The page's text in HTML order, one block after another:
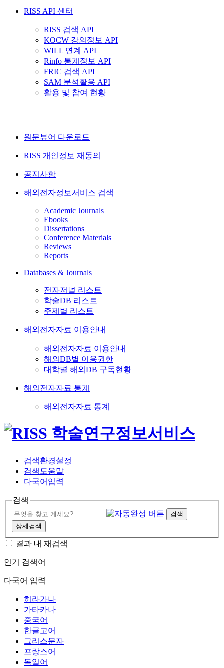
RISS API 센터
RISS 검색 API
KOCW 강의정보 API
WILL 연계 API
Rinfo 통계정보 API
FRIC 검색 API
SAM 분석활용 API
활용 및 참여 현황
원문뷰어 다운로드
RISS 개인정보 재동의
공지사항
해외전자정보서비스 검색
Academic Journals
Ebooks
Dissertations
Conference Materials
Reviews
Reports
Databases & Journals
전자저널 리스트
학술DB 리스트
주제별 리스트
해외전자자료 이용안내
해외전자자료 이용안내
해외DB별 이용권한
대학별 해외DB 구독현황
해외전자자료 통계
해외전자자료 통계
검색환경설정
검색도움말
다국어입력
검색
검색
상세검색
결과 내 재검색
인기 검색어
다국어 입력
히라가나
가타카나
중국어
한글고어
그리스문자
프랑스어
독일어